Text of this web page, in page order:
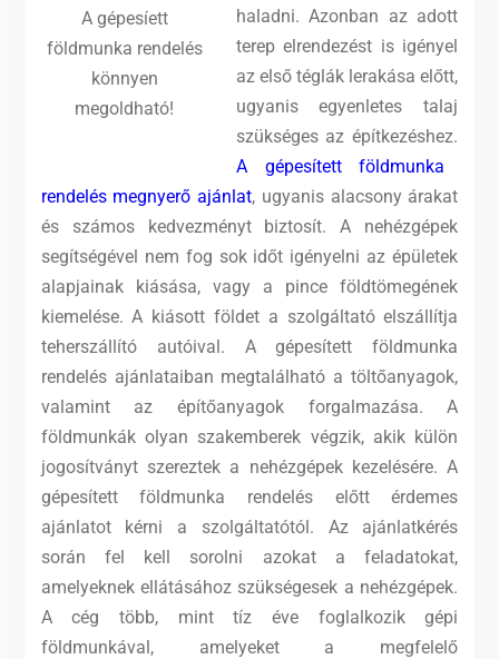
A gépesíett
földmunka rendelés
könnyen
megoldható!
haladni. Azonban az adott
terep elrendezést is igényel
az első téglák lerakása előtt,
ugyanis egyenletes talaj
szükséges az építkezéshez.
A gépesített földmunka
rendelés megnyerő ajánlat, ugyanis alacsony árakat
és számos kedvezményt biztosít. A nehézgépek
segítségével nem fog sok időt igényelni az épületek
alapjainak kiásása, vagy a pince földtömegének
kiemelése. A kiásott földet a szolgáltató elszállítja
teherszállító autóival. A gépesített földmunka
rendelés ajánlataiban megtalálható a töltőanyagok,
valamint az építőanyagok forgalmazása. A
földmunkák olyan szakemberek végzik, akik külön
jogosítványt szereztek a nehézgépek kezelésére. A
gépesített földmunka rendelés előtt érdemes
ajánlatot kérni a szolgáltatótól. Az ajánlatkérés
során fel kell sorolni azokat a feladatokat,
amelyeknek ellátásához szükségesek a nehézgépek.
A cég több, mint tíz éve foglalkozik gépi
földmunkával, amelyeket a megfelelő